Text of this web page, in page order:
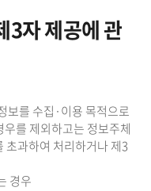
3자 제공에 관
보를 수집·이용 목적으로
를 제외하고는 정보주체
초과하여 처리하거나 제3
경우